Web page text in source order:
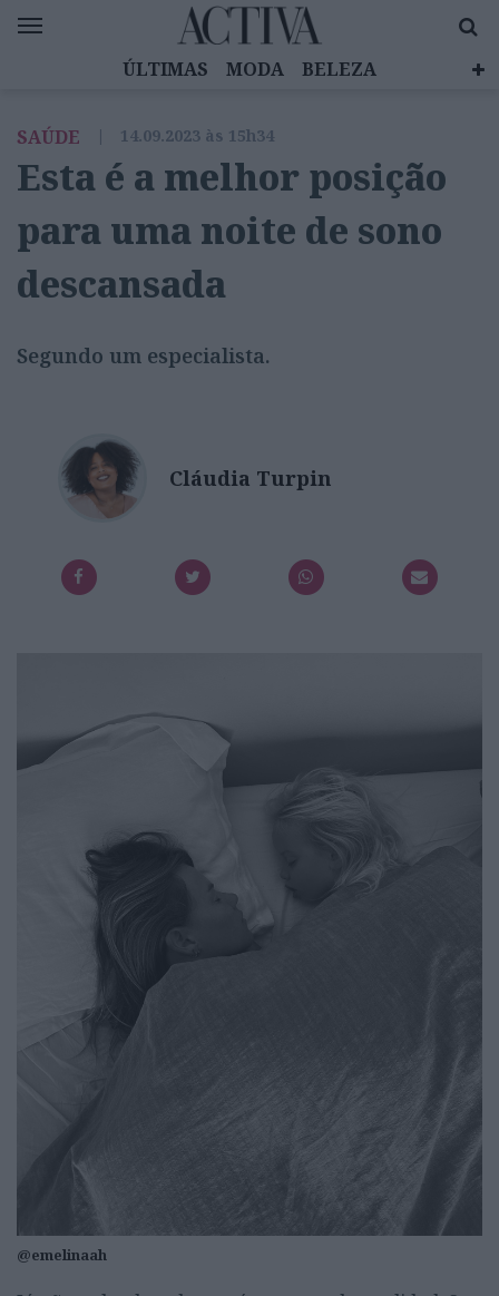
ÚLTIMAS MODA
BELEZA
EMOÇÕES
MULHERES INSPIRADORAS
DIZ QUEM SABE
ACTIVA BRAND STUDIO
SAÚDE | 14.09.2023 às 15h34
Esta é a melhor posição
para uma noite de sono
descansada
Segundo um especialista.
Cláudia Turpin
@emelinaah